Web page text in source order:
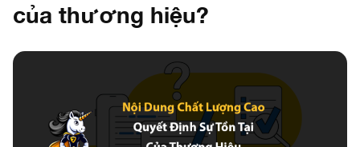
của thương hiệu?